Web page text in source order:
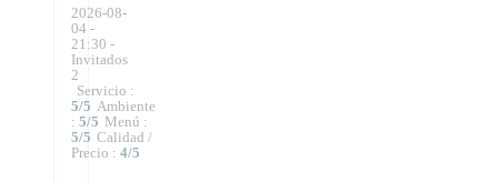
2026-08-
04 -
21:30 -
Invitados
2
Servicio :
5/5 Ambiente
: 5/5 Menú :
5/5 Calidad /
Precio : 4/5